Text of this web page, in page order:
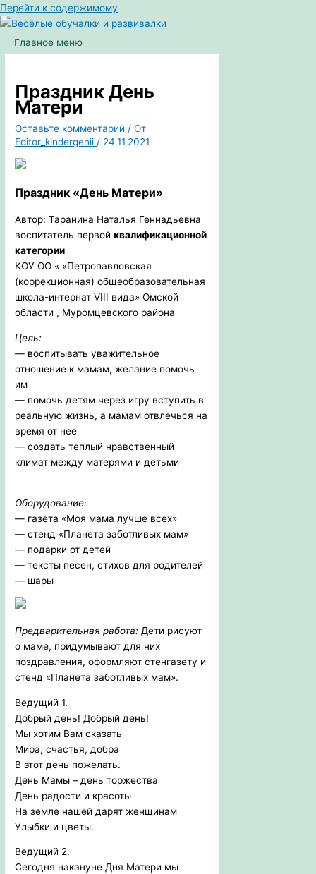
Перейти к содержимому
Главное меню
Праздник День
Матери
Оставьте комментарий / От
Editor_kindergenii / 24.11.2021
Праздник «День Матери»
Автор: Таранина Наталья Геннадьевна
воспитатель первойквалификационной
категории
КОУ ОО « «Петропавловская
(коррекционная) общеобразовательная
школа-интернат VIII вида» Омской
области , Муромцевского района
Цель:
— воспитывать уважительное
отношение к мамам, желание помочь
им
— помочь детям через игру вступить в
реальную жизнь, а мамам отвлечься на
время от нее
— создать теплый нравственный
климат между матерями и детьми
Оборудование:
— газета «Моя мама лучше всех»
— стенд «Планета заботливых мам»
— подарки от детей
— тексты песен, стихов для родителей
— шары
Предварительная работа: Дети рисуют
о маме, придумывают для них
поздравления, оформляют стенгазету и
стенд «Планета заботливых мам».
Ведущий 1.
Добрый день! Добрый день!
Мы хотим Вам сказать
Мира, счастья, добра
В этот день пожелать.
День Мамы – день торжества
День радости и красоты
На земле нашей дарят женщинам
Улыбки и цветы.
Ведущий 2.
Сегодня накануне Дня Матери мы